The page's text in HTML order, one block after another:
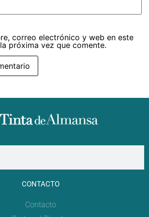
correo electrónico y web en este
próxima vez que comente.
CONTACTO
Contacto